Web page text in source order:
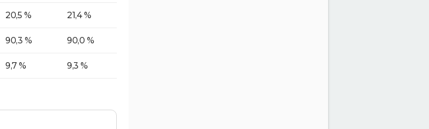
20,5 % 21,4 %
90,3 % 90,0 %
9,7 % 9,3 %